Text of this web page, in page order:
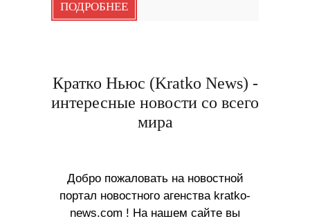
ПОДРОБНЕЕ
Кратко Ньюс (Kratko News) -
интересные новости со всего
мира
Добро пожаловать на новостной
портал новостного агенства kratko-
news.com ! На нашем сайте вы